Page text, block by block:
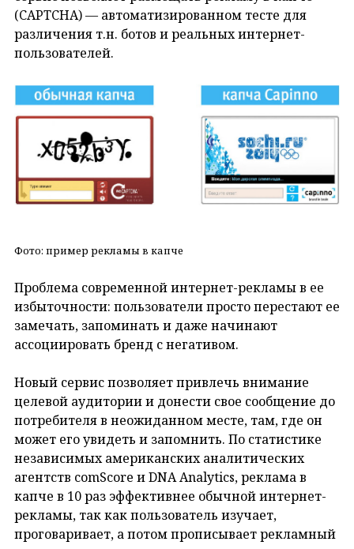
(CAPTCHA) — автоматизированном тесте для
различения т.н. ботов и реальных интернет-
пользователей.
Фото: пример рекламы в капче
Проблема современной интернет-рекламы в ее
избыточности: пользователи просто перестают ее
замечать, запоминать и даже начинают
ассоциировать бренд с негативом.
Новый сервис позволяет привлечь внимание
целевой аудитории и донести свое сообщение до
потребителя в неожиданном месте, там, где он
может его увидеть и запомнить. По статистике
независимых американских аналитических
агентств comScore и DNA Analytics, реклама в
капче в 10 раз эффективнее обычной интернет-
рекламы, так как пользователь изучает,
проговаривает, а потом прописывает рекламный